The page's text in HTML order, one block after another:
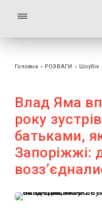
Головна › РОЗВАГИ › Шоубiз
Влад Яма
року
батьками,
Запоріжжі: